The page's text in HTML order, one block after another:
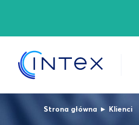
Strona główna ▸ Klienci